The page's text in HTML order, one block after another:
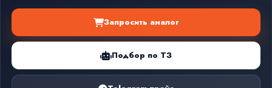
Запросить аналог
Подбор по ТЗ